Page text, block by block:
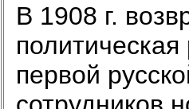
В 1908 г.
первой